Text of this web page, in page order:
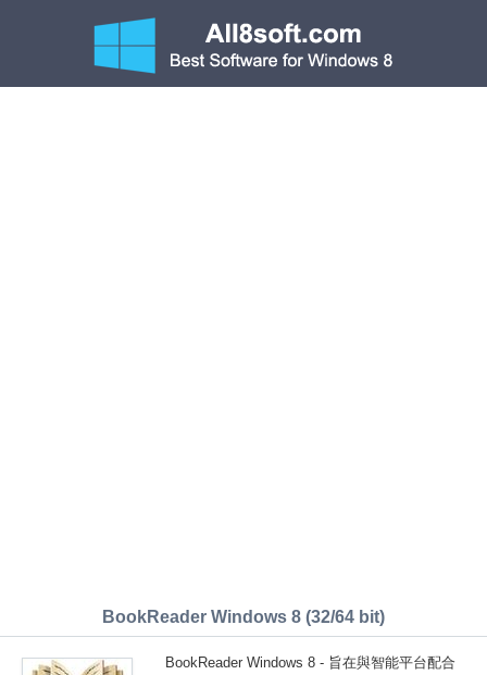
BookReader Windows 8 (32/64 bit)
BookReader Windows 8 - 旨在與智能平台配合